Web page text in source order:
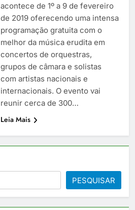
acontece de 1º a 9 de fevereiro
de 2019 oferecendo uma intensa
programação gratuita com o
melhor da música erudita em
concertos de orquestras,
grupos de câmara e solistas
com artistas nacionais e
internacionais. O evento vai
reunir cerca de 300…
Leia Mais
PESQUISAR